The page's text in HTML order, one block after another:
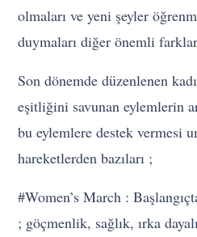
olmaları ve yeni şeyler
duymaları diğer önemli
Son dönemde düzenlenen
eşitliğini savunan eylemlerin
bu eylemlere destek vermesi
hareketlerden bazıları ;
#Women’s March :
; göçmenlik, sağlık, ırka